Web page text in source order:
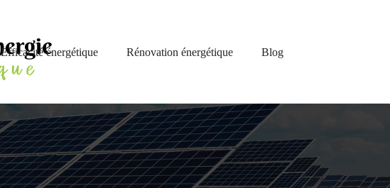
Efficacité énergétique Rénovation énergétique Blog